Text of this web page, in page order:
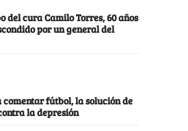
del cura Camilo Torres, 60 años
por un general del
fútbol, la solución de
la depresión